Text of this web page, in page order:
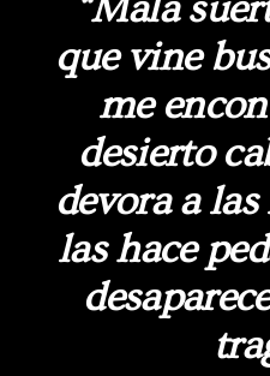
“Mala
que vine
me
desierto
devora a
las hace